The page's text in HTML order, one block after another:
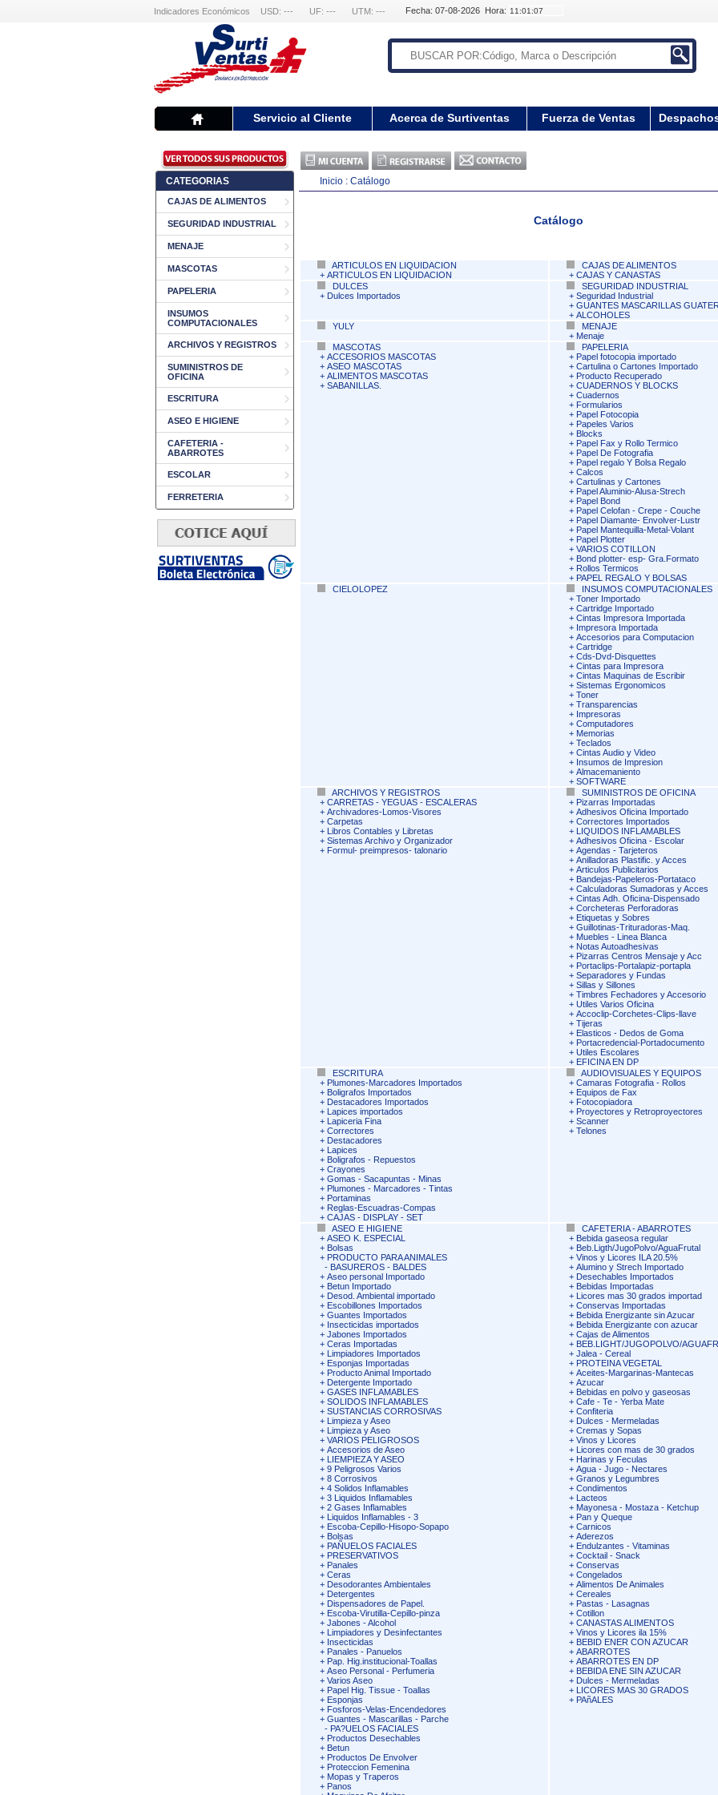
Indicadores Económicos USD: --- UF: --- UTM: --- Fecha: 07-08-2026 Hora:
Servicio al Cliente Acerca de Surtiventas Fuerza de Ventas
CATEGORIAS
CAJAS DE ALIMENTOS
SEGURIDAD INDUSTRIAL
MENAJE
MASCOTAS
PAPELERIA
INSUMOS
COMPUTACIONALES
ARCHIVOS Y REGISTROS
SUMINISTROS DE
OFICINA
ESCRITURA
ASEO E HIGIENE
CAFETERIA -
ABARROTES
ESCOLAR
FERRETERIA
Inicio : Catálogo
Catálogo
ARTICULOS EN LIQUIDACION
+ ARTICULOS EN LIQUIDACION
CAJAS DE ALIMENTOS
+ CAJAS Y CANASTAS
DULCES
+ Dulces Importados
SEGURIDAD INDUSTRIAL
+ Seguridad Industrial
+ GUANTES MASCARILLAS
+ ALCOHOLES
YULY
MENAJE
+ Menaje
MASCOTAS
+ ACCESORIOS MASCOTAS
+ ASEO MASCOTAS
+ ALIMENTOS MASCOTAS
+ SABANILLAS.
PAPELERIA
+ Papel fotocopia importado
+ Cartulina o Cartones Importado
+ Producto Recuperado
+ CUADERNOS Y BLOCKS
+ Cuadernos
+ Formularios
+ Papel Fotocopia
+ Papeles Varios
+ Blocks
+ Papel Fax y Rollo Termico
+ Papel De Fotografia
+ Papel regalo Y Bolsa Regalo
+ Calcos
+ Cartulinas y Cartones
+ Papel Aluminio-Alusa-Strech
+ Papel Bond
+ Papel Celofan - Crepe - Couche
+ Papel Diamante- Envolver-Lustr
+ Papel Mantequilla-Metal-Volant
+ Papel Plotter
+ VARIOS COTILLON
+ Bond plotter- esp- Gra.Formato
+ Rollos Termicos
+ PAPEL REGALO Y BOLSAS
CIELOLOPEZ
INSUMOS COMPUTACIONALES
+ Toner Importado
+ Cartridge Importado
+ Cintas Impresora Importada
+ Impresora Importada
+ Accesorios para Computacion
+ Cartridge
+ Cds-Dvd-Disquettes
+ Cintas para Impresora
+ Cintas Maquinas de Escribir
+ Sistemas Ergonomicos
+ Toner
+ Transparencias
+ Impresoras
+ Computadores
+ Memorias
+ Teclados
+ Cintas Audio y Video
+ Insumos de Impresion
+ Almacemaniento
+ SOFTWARE
ARCHIVOS Y REGISTROS
+ CARRETAS - YEGUAS - ESCALERAS
+ Archivadores-Lomos-Visores
+ Carpetas
+ Libros Contables y Libretas
+ Sistemas Archivo y Organizador
+ Formul- preimpresos- talonario
SUMINISTROS DE OFICINA
+ Pizarras Importadas
+ Adhesivos Oficina Importado
+ Correctores Importados
+ LIQUIDOS INFLAMABLES
+ Adhesivos Oficina - Escolar
+ Agendas - Tarjeteros
+ Anilladoras Plastific. y Acces
+ Articulos Publicitarios
+ Bandejas-Papeleros-Portataco
+ Calculadoras Sumadoras y Acces
+ Cintas Adh. Oficina-Dispensado
+ Corcheteras Perforadoras
+ Etiquetas y Sobres
+ Guillotinas-Trituradoras-Maq.
+ Muebles - Linea Blanca
+ Notas Autoadhesivas
+ Pizarras Centros Mensaje y Acc
+ Portaclips-Portalapiz-portapla
+ Separadores y Fundas
+ Sillas y Sillones
+ Timbres Fechadores y Accesorio
+ Utiles Varios Oficina
+ Accoclip-Corchetes-Clips-llave
+ Tijeras
+ Elasticos - Dedos de Goma
+ Portacredencial-Portadocumento
+ Utiles Escolares
+ EFICINA EN DP
ESCRITURA
+ Plumones-Marcadores Importados
+ Boligrafos Importados
+ Destacadores Importados
+ Lapices importados
+ Lapiceria Fina
+ Correctores
+ Destacadores
+ Lapices
+ Boligrafos - Repuestos
+ Crayones
+ Gomas - Sacapuntas - Minas
+ Plumones - Marcadores - Tintas
+ Portaminas
+ Reglas-Escuadras-Compas
+ CAJAS - DISPLAY - SET
AUDIOVISUALES Y EQUIPOS
+ Camaras Fotografia - Rollos
+ Equipos de Fax
+ Fotocopiadora
+ Proyectores y Retroproyectores
+ Scanner
+ Telones
ASEO E HIGIENE
+ ASEO K. ESPECIAL
+ Bolsas
+ PRODUCTO PARA ANIMALES
- BASUREROS - BALDES
+ Aseo personal Importado
+ Betun Importado
+ Desod. Ambiental importado
+ Escobillones Importados
+ Guantes Importados
+ Insecticidas importados
+ Jabones Importados
+ Ceras Importadas
+ Limpiadores Importados
+ Esponjas Importadas
+ Producto Animal Importado
+ Detergente Importado
+ GASES INFLAMABLES
+ SOLIDOS INFLAMABLES
+ SUSTANCIAS CORROSIVAS
+ Limpieza y Aseo
+ Limpieza y Aseo
+ VARIOS PELIGROSOS
+ Accesorios de Aseo
+ LIEMPIEZA Y ASEO
+ 9 Peligrosos Varios
+ 8 Corrosivos
+ 4 Solidos Inflamables
+ 3 Liquidos Inflamables
+ 2 Gases Inflamables
+ Liquidos Inflamables - 3
+ Escoba-Cepillo-Hisopo-Sopapo
+ Bolsas
+ PAÑUELOS FACIALES
+ PRESERVATIVOS
+ Panales
+ Ceras
+ Desodorantes Ambientales
+ Detergentes
+ Dispensadores de Papel.
+ Escoba-Virutilla-Cepillo-pinza
+ Jabones - Alcohol
+ Limpiadores y Desinfectantes
+ Insecticidas
+ Panales - Panuelos
+ Pap. Hig.institucional-Toallas
+ Aseo Personal - Perfumeria
+ Varios Aseo
+ Papel Hig. Tissue - Toallas
+ Esponjas
+ Fosforos-Velas-Encendedores
+ Guantes - Mascarillas - Parche
- PA?UELOS FACIALES
+ Productos Desechables
+ Betun
+ Productos De Envolver
+ Proteccion Femenina
+ Mopas y Traperos
+ Panos
CAFETERIA - ABARROTES
+ Bebida gaseosa regular
+ Beb.Ligth/JugoPolvo/AguaFrutal
+ Vinos y Licores ILA 20.5%
+ Alumino y Strech Importado
+ Desechables Importados
+ Bebidas Importadas
+ Licores mas 30 grados importad
+ Conservas Importadas
+ Bebida Energizante sin Azucar
+ Bebida Energizante con azucar
+ Cajas de Alimentos
+ BEB.LIGHT/JUGOPOLVO/
+ Jalea - Cereal
+ PROTEINA VEGETAL
+ Aceites-Margarinas-Mantecas
+ Azucar
+ Bebidas en polvo y gaseosas
+ Cafe - Te - Yerba Mate
+ Confiteria
+ Dulces - Mermeladas
+ Cremas y Sopas
+ Vinos y Licores
+ Licores con mas de 30 grados
+ Harinas y Feculas
+ Agua - Jugo - Nectares
+ Granos y Legumbres
+ Condimentos
+ Lacteos
+ Mayonesa - Mostaza - Ketchup
+ Pan y Queque
+ Carnicos
+ Aderezos
+ Endulzantes - Vitaminas
+ Cocktail - Snack
+ Conservas
+ Congelados
+ Alimentos De Animales
+ Cereales
+ Pastas - Lasagnas
+ Cotillon
+ CANASTAS ALIMENTOS
+ Vinos y Licores ila 15%
+ BEBID ENER CON AZUCAR
+ ABARROTES
+ ABARROTES EN DP
+ BEBIDA ENE SIN AZUCAR
+ Dulces - Mermeladas
+ LICORES MAS 30 GRADOS
+ PAñALES